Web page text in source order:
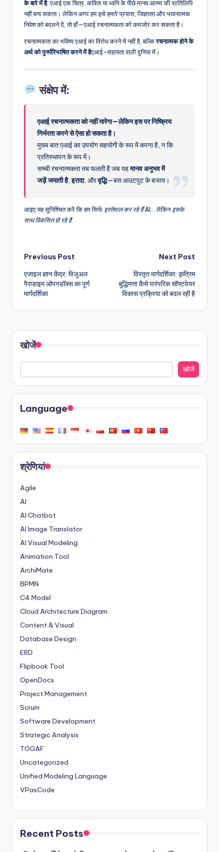
के बारे में है. एआई एक चित्र, कविता या ध्वनि के पीछे मानव आत्मा की प्रतिलिपि
नहीं बना सकता। लेकिन अगर हम इसे हमारे प्रयास, जिज्ञासा और भावनात्मक
निवेश को बदलने दें, तो हाँ—एआई रचनात्मकता को कमजोर कर सकता है।
रचनात्मकता का भविष्य एआई का विरोध करने में नहीं है, बल्किरचनात्मक होने के
अर्थ को पुनर्परिभाषित करने में हैएआई-सहायता वाली दुनिया में।
संक्षेप में:
एआई रचनात्मकता को नहीं मारेगा—लेकिन इस पर निष्क्रिय
निर्भरता करने से ऐसा हो सकता है।
मुख्य बात एआई का उपयोग सहयोगी के रूप में करना है, न कि
प्रतिस्थापन के रूप में।
सच्ची रचनात्मकता तब फलती है जब यहमानव अनुभव में
जड़ें जमाती है,इरादा, औरवृद्धि—बस आउटपुट के बजाय।
आइए यह सुनिश्चित करें कि हम सिर्फ इस्तेमाल कर रहे हैंAI… लेकिनइसके
साथ विकसित हो रहे हैं.
Post
navigation
Previous Post
एजाइल ज्ञान केंद्र: विजुअल
पैराडाइम ओपनडॉक्स का पूर्ण
मार्गदर्शिका
Next Post
विस्तृत मार्गदर्शिका: कृत्रिम
बुद्धिमत्ता कैसे पारंपरिक सॉफ्टवेयर
विकास प्रक्रिया को बदल रही है
खोजें
खोजें
Language
श्रेणियां
Agile
AI
AI Chatbot
AI Image Translator
AI Visual Modeling
Animation Tool
ArchiMate
BPMN
C4 Model
Cloud Architecture Diagram
Content & Visual
Database Design
ERD
Flipbook Tool
OpenDocs
Project Management
Scrum
Software Development
Strategic Analysis
TOGAF
Uncategorized
Unified Modeling Language
VPasCode
Recent Posts